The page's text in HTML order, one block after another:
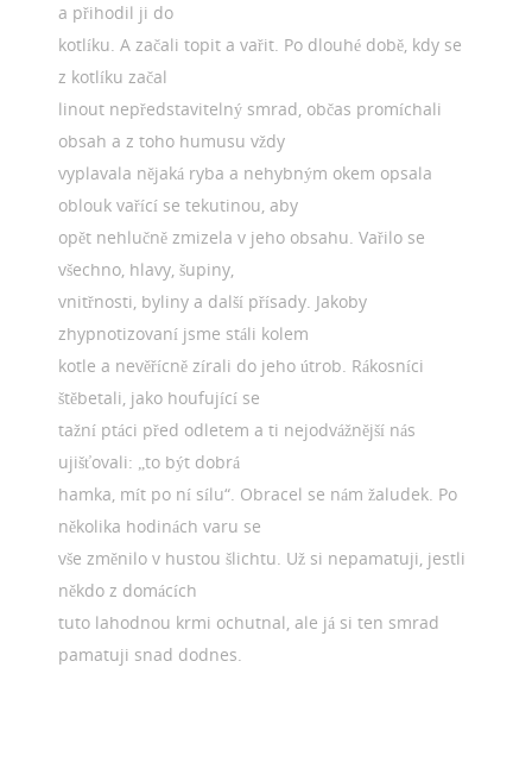
a přihodil ji do
kotlíku. A začali topit a vařit. Po dlouhé době, kdy se
z kotlíku začal
linout nepředstavitelný smrad, občas promíchali
obsah a z toho humusu vždy
vyplavala nějaká ryba a nehybným okem opsala
oblouk vařící se tekutinou, aby
opět nehlučně zmizela v jeho obsahu. Vařilo se
všechno, hlavy, šupiny,
vnitřnosti, byliny a další přísady. Jakoby
zhypnotizovaní jsme stáli kolem
kotle a nevěřícně zírali do jeho útrob. Rákosníci
štěbetali, jako houfující se
tažní ptáci před odletem a ti nejodvážnější nás
ujišťovali: „to být dobrá
hamka, mít po ní sílu“. Obracel se nám žaludek. Po
několika hodinách varu se
vše změnilo v hustou šlichtu. Už si nepamatuji, jestli
někdo z domácích
tuto lahodnou krmi ochutnal, ale já si ten smrad
pamatuji snad dodnes.